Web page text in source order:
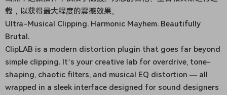
载，以获得最大程度的震撼效果。
Ultra-Musical Clipping. Harmonic Mayhem. Beautifully
Brutal.
ClipLAB is a modern distortion plugin that goes far beyond
simple clipping. It’s your creative lab for overdrive, tone-
shaping, chaotic filters, and musical EQ distortion — all
wrapped in a sleek interface designed for sound designers